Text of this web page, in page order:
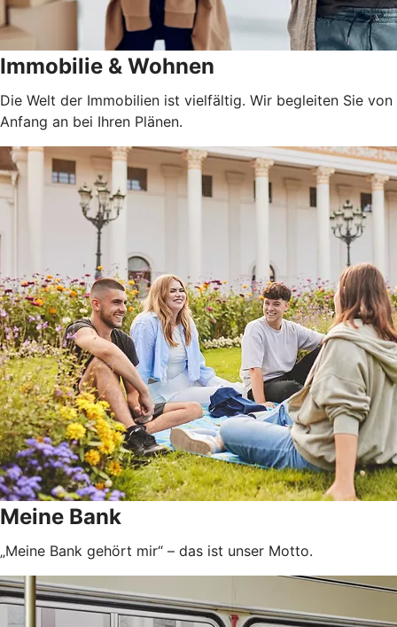
Immobilie & Wohnen
Die Welt der Immobilien ist vielfältig. Wir begleiten Sie von
Anfang an bei Ihren Plänen.
Meine Bank
„Meine Bank gehört mir“ – das ist unser Motto.